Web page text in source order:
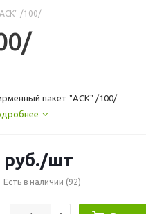
/100/
пакет "АСК" /100/
руб./шт
Есть в наличии (92)